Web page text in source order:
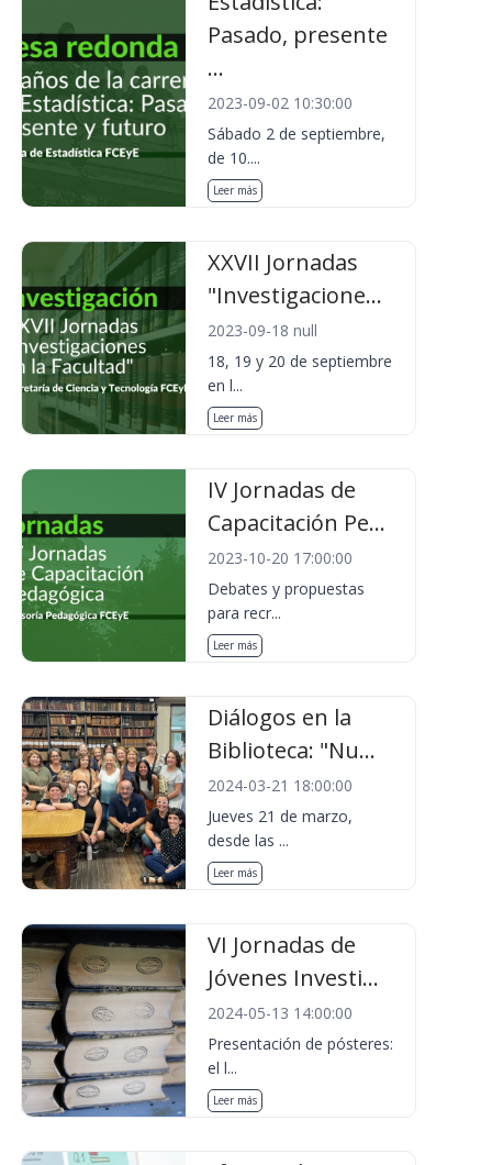
Pasado, presente
...
2023-09-02 10:30:00
Sábado 2 de septiembre,
de 10....
Leer más
XXVII Jornadas
"Investigacione...
2023-09-18 null
18, 19 y 20 de septiembre
en l...
Leer más
IV Jornadas de
Capacitación Pe...
2023-10-20 17:00:00
Debates y propuestas
para recr...
Leer más
Diálogos en la
Biblioteca: "Nu...
2024-03-21 18:00:00
Jueves 21 de marzo,
desde las ...
Leer más
VI Jornadas de
Jóvenes Investi...
2024-05-13 14:00:00
Presentación de pósteres:
el l...
Leer más